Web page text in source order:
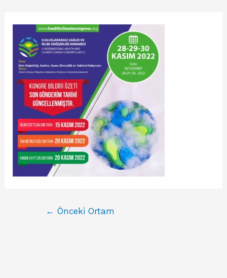
← Önceki Ortam